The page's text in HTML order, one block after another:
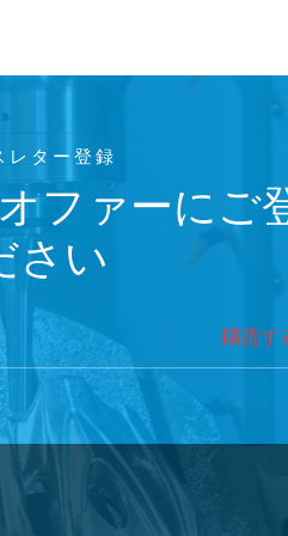
レター登録
ファーにご
さい
購読す